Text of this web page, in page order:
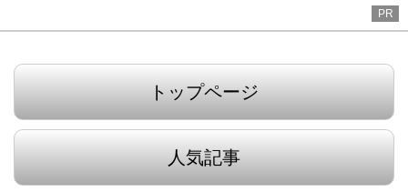
PR
トップページ
人気記事